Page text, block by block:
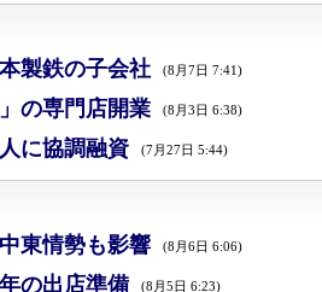
製鉄の子会社 (8月7日 7:41)
の専門店開業 (8月3日 6:38)
に協調融資 (7月27日 5:44)
東情勢も影響 (8月6日 6:06)
の出店準備 (8月5日 6:23)